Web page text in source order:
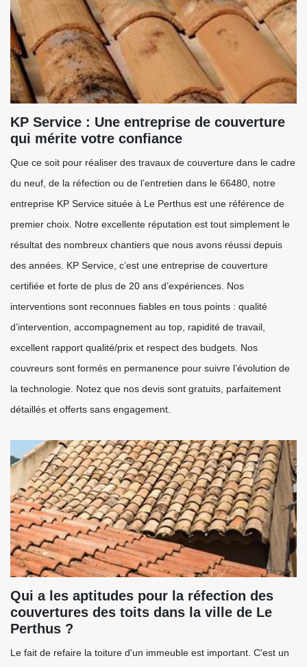
KP Service : Une entreprise de couverture
qui mérite votre confiance
Que ce soit pour réaliser des travaux de couverture dans le cadre
du neuf, de la réfection ou de l’entretien dans le 66480, notre
entreprise KP Service située à Le Perthus est une référence de
premier choix. Notre excellente réputation est tout simplement le
résultat des nombreux chantiers que nous avons réussi depuis
des années. KP Service, c’est une entreprise de couverture
certifiée et forte de plus de 20 ans d’expériences. Nos
interventions sont reconnues fiables en tous points : qualité
d’intervention, accompagnement au top, rapidité de travail,
excellent rapport qualité/prix et respect des budgets. Nos
couvreurs sont formés en permanence pour suivre l’évolution de
la technologie. Notez que nos devis sont gratuits, parfaitement
détaillés et offerts sans engagement.
Qui a les aptitudes pour la réfection des
couvertures des toits dans la ville de Le
Perthus ?
Le fait de refaire la toiture d'un immeuble est important. C'est un